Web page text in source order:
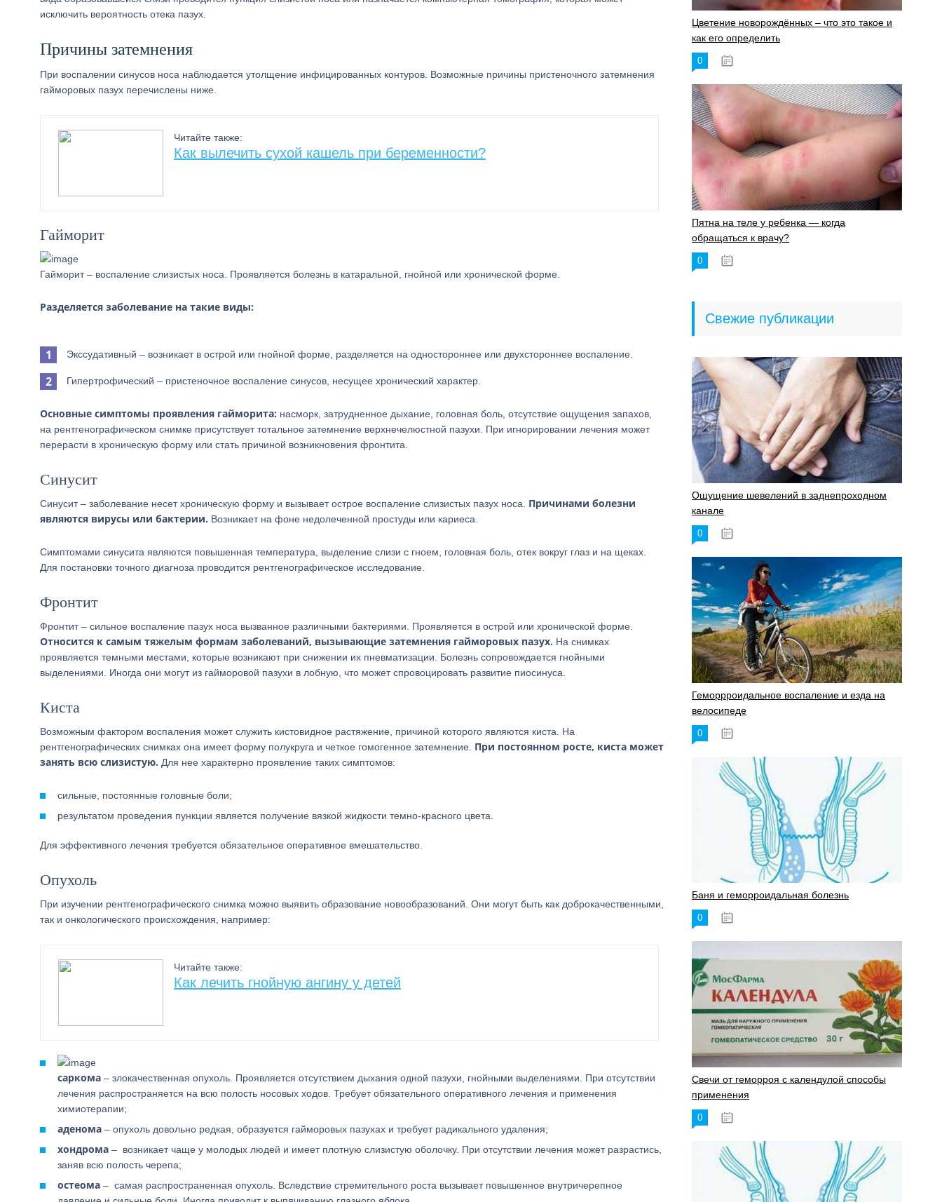
исключить вероятность отека пазух.
Причины затемнения
При воспалении синусов носа наблюдается утолщение инфицированных контуров. Возможные причины пристеночного затемнения
гайморовых пазух перечислены ниже.
Читайте также:
Как вылечить сухой кашель при беременности?
Гайморит
Гайморит – воспаление слизистых носа. Проявляется болезнь в катаральной, гнойной или хронической форме.
Разделяется заболевание на такие виды:
Экссудативный – возникает в острой или гнойной форме, разделяется на одностороннее или двухстороннее воспаление.
Гипертрофический – пристеночное воспаление синусов, несущее хронический характер.
Основные симптомы проявления гайморита: насморк, затрудненное дыхание, головная боль, отсутствие ощущения запахов,
на рентгенографическом снимке присутствует тотальное затемнение верхнечелюстной пазухи. При игнорировании лечения может
перерасти в хроническую форму или стать причиной возникновения фронтита.
Синусит
Синусит – заболевание несет хроническую форму и вызывает острое воспаление слизистых пазух носа. Причинами болезни
являются вирусы или бактерии. Возникает на фоне недолеченной простуды или кариеса.
Симптомами синусита являются повышенная температура, выделение слизи с гноем, головная боль, отек вокруг глаз и на щеках.
Для постановки точного диагноза проводится рентгенографическое исследование.
Фронтит
Фронтит – сильное воспаление пазух носа вызванное различными бактериями. Проявляется в острой или хронической форме.
Относится к самым тяжелым формам заболеваний, вызывающие затемнения гайморовых пазух. На снимках
проявляется темными местами, которые возникают при снижении их пневматизации. Болезнь сопровождается гнойными
выделениями. Иногда они могут из гайморовой пазухи в лобную, что может спровоцировать развитие пиосинуса.
Киста
Возможным фактором воспаления может служить кистовидное растяжение, причиной которого являются киста. На
рентгенографических снимках она имеет форму полукруга и четкое гомогенное затемнение. При постоянном росте, киста может
занять всю слизистую. Для нее характерно проявление таких симптомов:
сильные, постоянные головные боли;
результатом проведения пункции является получение вязкой жидкости темно-красного цвета.
Для эффективного лечения требуется обязательное оперативное вмешательство.
Опухоль
При изучении рентгенографического снимка можно выявить образование новообразований. Они могут быть как доброкачественными,
так и онкологического происхождения, например:
Читайте также:
Как лечить гнойную ангину у детей
саркома – злокачественная опухоль. Проявляется отсутствием дыхания одной пазухи, гнойными выделениями. При отсутствии
лечения распространяется на всю полость носовых ходов. Требует обязательного оперативного лечения и применения
химиотерапии;
аденома – опухоль довольно редкая, образуется гайморовых пазухах и требует радикального удаления;
хондрома – возникает чаще у молодых людей и имеет плотную слизистую оболочку. При отсутствии лечения может разрастись,
заняв всю полость черепа;
остеома – самая распространенная опухоль. Вследствие стремительного роста вызывает повышенное внутричерепное
Цветение новорождённых – что это такое и
как его определить
0
Пятна на теле у ребенка — когда
обращаться к врачу?
0
Свежие публикации
Ощущение шевелений в заднепроходном
канале
0
Геморрроидальное воспаление и езда на
велосипеде
0
Баня и геморроидальная болезнь
0
Свечи от геморроя с календулой способы
применения
0